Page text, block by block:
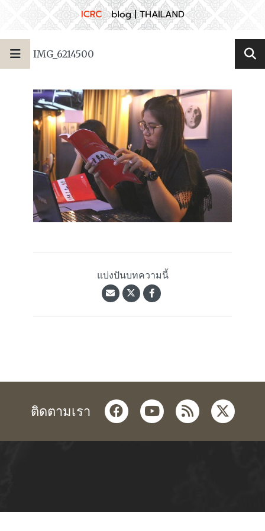
IMG_6214500
แบ่งปันบทความนี้
ติดตามเรา facebookyoutube
rss twitter